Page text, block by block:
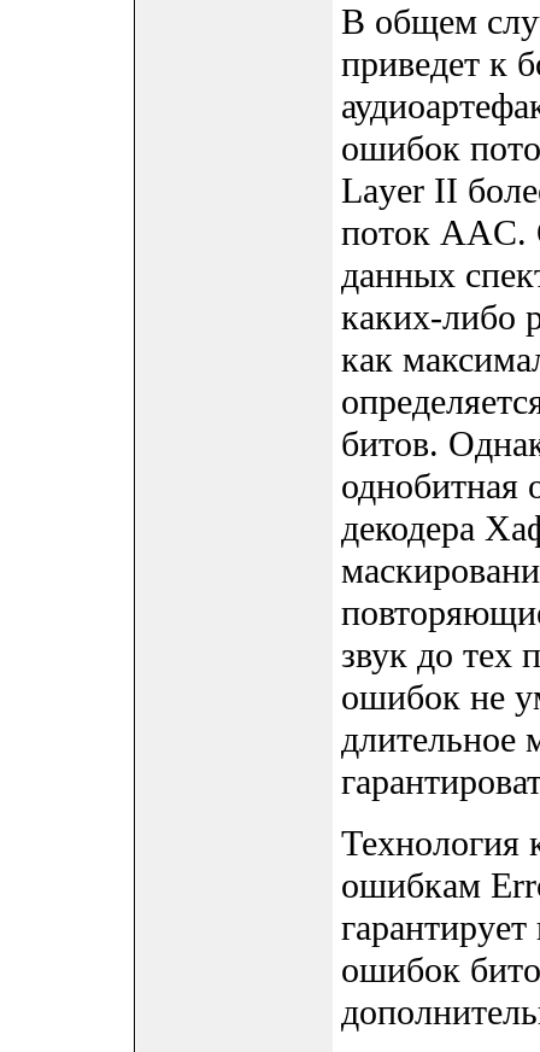
В общем
приведет к
ошибок
Layer II
поток AAC.
данных
каких-либо
как
битов.
однобитная
декодера
звук до тех
ошибок не
длительное
Технология
ошибкам
ошибок